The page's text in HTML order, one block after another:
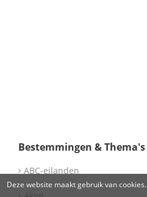
Bestemmingen & Thema's
ABC-eilanden
Deze website maakt gebruik van cookies.